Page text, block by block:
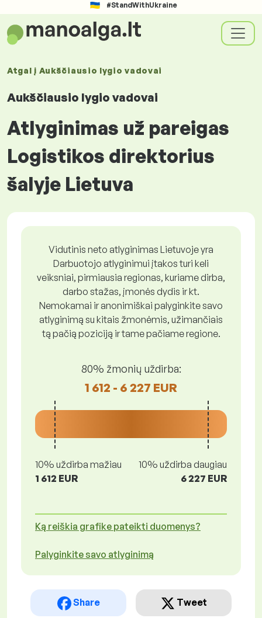
#StandWithUkraine
Atgal į Aukščiausio lygio vadovai
Aukščiausio lygio vadovai
Atlyginimas už pareigas
Logistikos direktorius
šalyje Lietuva
Vidutinis neto atlyginimas Lietuvoje yra
Darbuotojo atlyginimui įtakos turi keli
veiksniai, pirmiausia regionas, kuriame dirba,
darbo stažas, įmonės dydis ir kt.
Nemokamai ir anonimiškai palyginkite savo
atlyginimą su kitais žmonėmis, užimančiais
tą pačią poziciją ir tame pačiame regione.
80% žmonių uždirba:
1 612 - 6 227 EUR
10% uždirba mažiau
1 612 EUR
10% uždirba daugiau
6 227 EUR
Ką reiškia grafike pateikti duomenys?
Palyginkite savo atlyginimą
Share Tweet